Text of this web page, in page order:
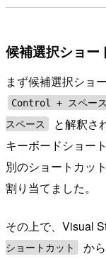
候補選択ショー
まず候補選択ショ
Control + スペース
スペース
と解釈さ
キーボードショー
別のショートカッ
割り当てました。
その上で、Visual
ショートカット
から